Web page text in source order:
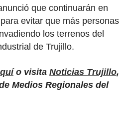
que continuarán en
evitar que más personas
los terrenos del
de Trujillo.
o visita Noticias Trujillo,
Medios Regionales del